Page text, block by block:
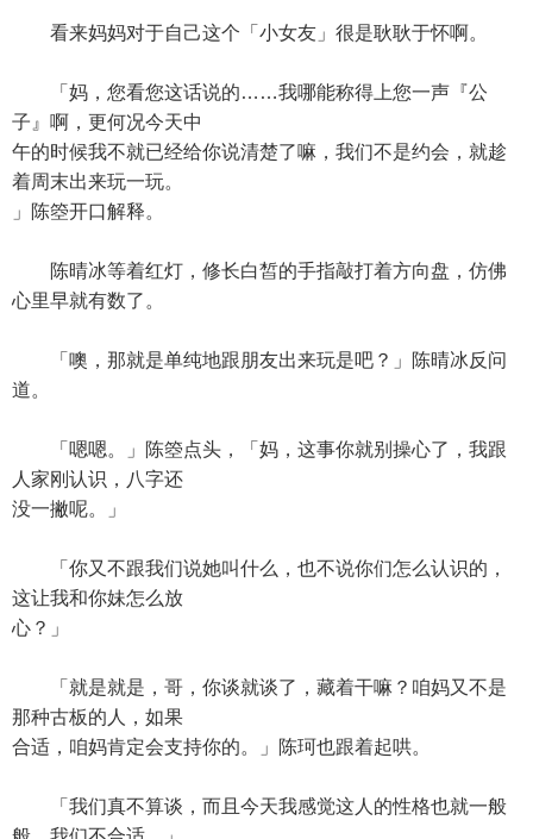
看来妈妈对于自己这个「小女友」很是耿耿于怀啊。
「妈，您看您这话说的……我哪能称得上您一声『公
子』啊，更何况今天中
午的时候我不就已经给你说清楚了嘛，我们不是约会，就趁
着周末出来玩一玩。
」陈箜开口解释。
陈晴冰等着红灯，修长白皙的手指敲打着方向盘，仿佛
心里早就有数了。
「噢，那就是单纯地跟朋友出来玩是吧？」陈晴冰反问
道。
「嗯嗯。」陈箜点头，「妈，这事你就别操心了，我跟
人家刚认识，八字还
没一撇呢。」
「你又不跟我们说她叫什么，也不说你们怎么认识的，
这让我和你妹怎么放
心？」
「就是就是，哥，你谈就谈了，藏着干嘛？咱妈又不是
那种古板的人，如果
合适，咱妈肯定会支持你的。」陈珂也跟着起哄。
「我们真不算谈，而且今天我感觉这人的性格也就一般